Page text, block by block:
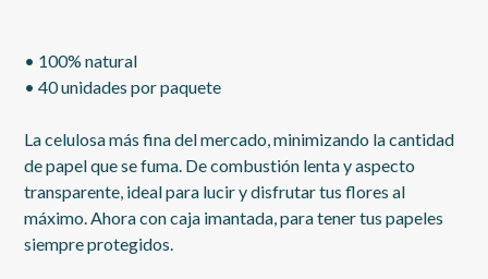
• 100% natural
• 40 unidades por paquete
La celulosa más fina del mercado, minimizando la cantidad
de papel que se fuma. De combustión lenta y aspecto
transparente, ideal para lucir y disfrutar tus flores al
máximo. Ahora con caja imantada, para tener tus papeles
siempre protegidos.